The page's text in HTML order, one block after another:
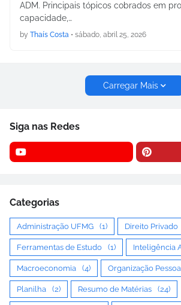
ADM. Principais tópicos cobrados em
capacidade,…
by Thaís Costa • sábado, abril 25, 2026
Carregar Mais
Siga nas Redes
Categorias
Administração UFMG (1) Direito Privado
Ferramentas de Estudo (1) Inteligência
Macroeconomia (4) Organização
Planilha (2) Resumo de Matérias (24)